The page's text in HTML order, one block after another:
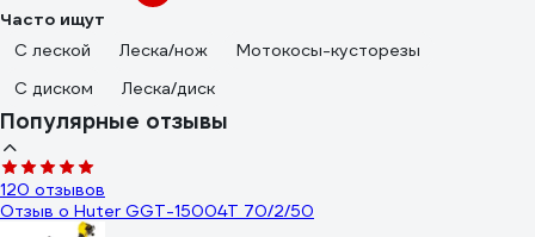
Часто ищут
С леской
Леска/нож
Мотокосы-кусторезы
С диском
Леска/диск
Популярные отзывы
120 отзывов
Отзыв о Huter GGT-15004Т 70/2/50